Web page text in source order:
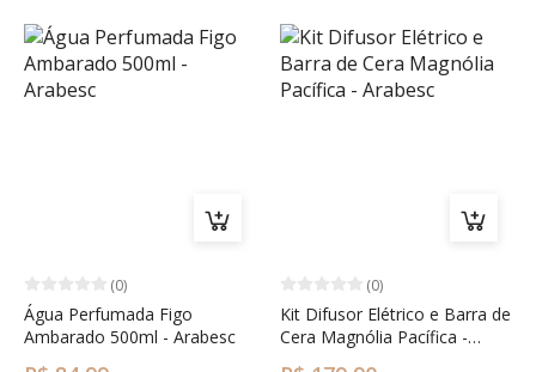
(0)
Água Perfumada Figo
Ambarado 500ml - Arabesc
(0)
Kit Difusor Elétrico e Barra de
Cera Magnólia Pacífica -